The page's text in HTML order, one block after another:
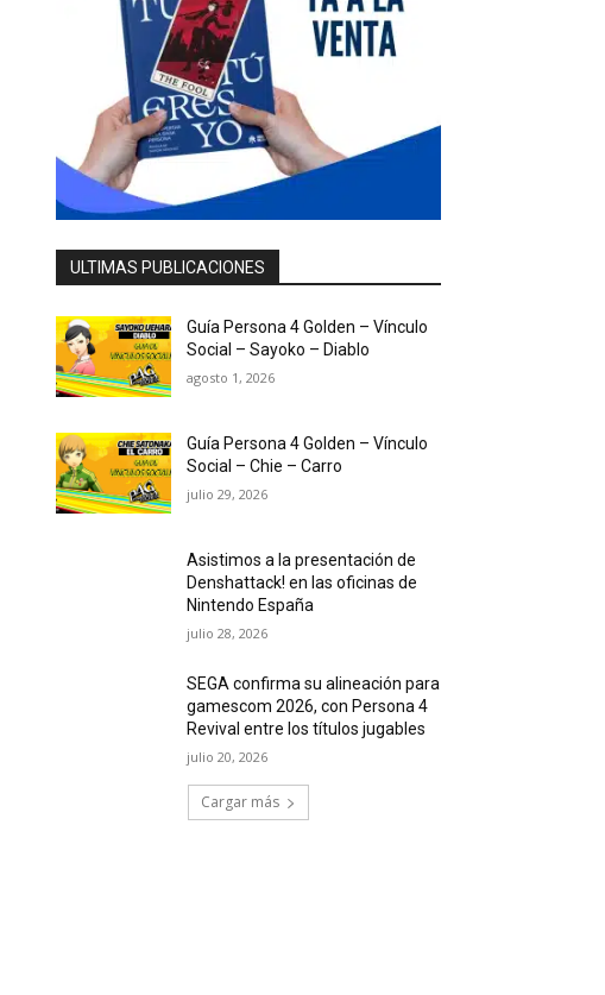
ULTIMAS PUBLICACIONES
Guía Persona 4 Golden – Vínculo
Social – Sayoko – Diablo
agosto 1, 2026
Guía Persona 4 Golden – Vínculo
Social – Chie – Carro
julio 29, 2026
Asistimos a la presentación de
Denshattack! en las oficinas de
Nintendo España
julio 28, 2026
SEGA confirma su alineación para
gamescom 2026, con Persona 4
Revival entre los títulos jugables
julio 20, 2026
Cargar más